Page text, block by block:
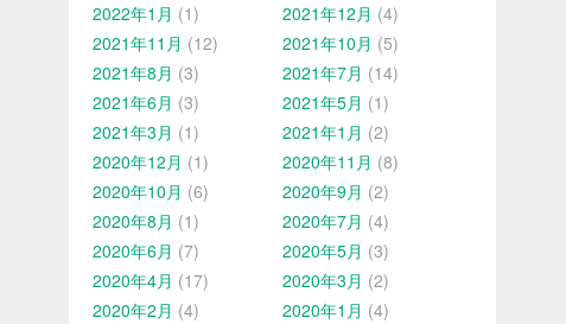
2022年1月 (1) 2021年12月 (4)
2021年11月 (12) 2021年10月 (5)
2021年8月 (3) 2021年7月 (14)
2021年6月 (3) 2021年5月 (1)
2021年3月 (1) 2021年1月 (2)
2020年12月 (1) 2020年11月 (8)
2020年10月 (6) 2020年9月 (2)
2020年8月 (1) 2020年7月 (4)
2020年6月 (7) 2020年5月 (3)
2020年4月 (17) 2020年3月 (2)
2020年2月 (4) 2020年1月 (4)